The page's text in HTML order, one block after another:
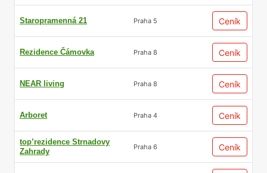
Staropramenná 21 Praha 5 Ceník
Rezidence Čámovka Praha 8 Ceník
NEAR living Praha 8 Ceník
Arboret Praha 4 Ceník
top’rezidence Strnadovy
Zahrady
Praha 6 Ceník